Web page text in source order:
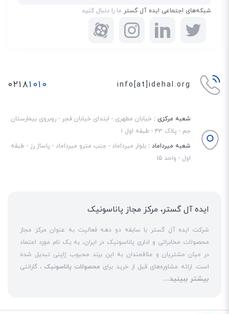
شبکه‌های اجتماعی ایده آل گستر ما را دنبال کنید
info[at]idehal.org ۰۲۱۸۱۰۱۰
شعبه مرکزی : خیابان مطهری - ابتدای خیابان فجر - روبروی بیمارستان
جم - پلاک ۴۳ - طبقه اول ۱
شعبه میرداماد : بلوار میرداماد - جنب مترو میرداماد - پاساژ رز - طبقه
اول - واحد ۱۵
ایده آل گستر، مرکز مجاز پاناسونیک
شرکت ایده آل گستر با سابقه دو دهه فعالیت به عنوان مرکز مجاز
محصولات مخابراتی و اداری پاناسونیک در ایران، به یک نام مورد اعتماد
در میان مشتریان و علاقمندان به این برند محبوب ژاپنی تبدیل شده
است. ارائه مشاوره‌های قبل از خرید برای محصولات پاناسونیک ، گارانتی
18 ماهه معتبر و شرکتی برای کلیه محصولات عرضه شده و تعهد کامل
بیشتر ببینید...